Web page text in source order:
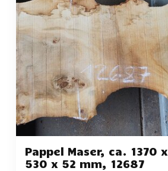
Pappel Maser, ca. 1370 x
530 x 52 mm, 12687